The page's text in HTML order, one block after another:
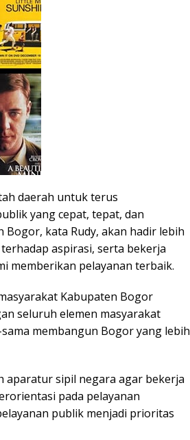
daerah untuk terus
yang cepat, tepat, dan
kata Rudy, akan hadir lebih
aspirasi, serta bekerja
memberikan pelayanan terbaik.
Kabupaten Bogor
seluruh elemen masyarakat
membangun Bogor yang lebih
aparatur sipil negara agar bekerja
pada pelayanan
publik menjadi prioritas